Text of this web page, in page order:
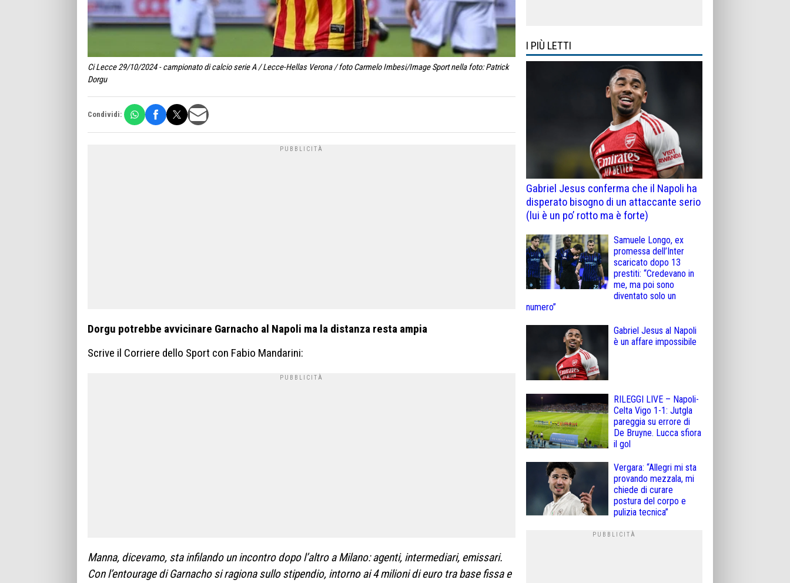
Ci Lecce 29/10/2024 - campionato di calcio serie A / Lecce-Hellas Verona / foto Carmelo Imbesi/Image Sport nella foto: Patrick
Dorgu
Condividi:
Dorgu potrebbe avvicinare Garnacho al Napoli ma la distanza resta ampia
Scrive il Corriere dello Sport con Fabio Mandarini:
Manna, dicevamo, sta infilando un incontro dopo l’altro a Milano: agenti, intermediari, emissari.
Con l’entourage di Garnacho si ragiona sullo stipendio, intorno ai 4 milioni di euro tra base fissa e
I PIÙ LETTI
Gabriel Jesus conferma che il Napoli ha
disperato bisogno di un attaccante serio
(lui è un po’ rotto ma è forte)
Samuele Longo, ex
promessa dell’Inter
scaricato dopo 13
prestiti: “Credevano in
me, ma poi sono
diventato solo un
numero”
Gabriel Jesus al Napoli
è un affare impossibile
RILEGGI LIVE – Napoli-
Celta Vigo 1-1: Jutgla
pareggia su errore di
De Bruyne. Lucca sfiora
il gol
Vergara: “Allegri mi sta
provando mezzala, mi
chiede di curare
postura del corpo e
pulizia tecnica”